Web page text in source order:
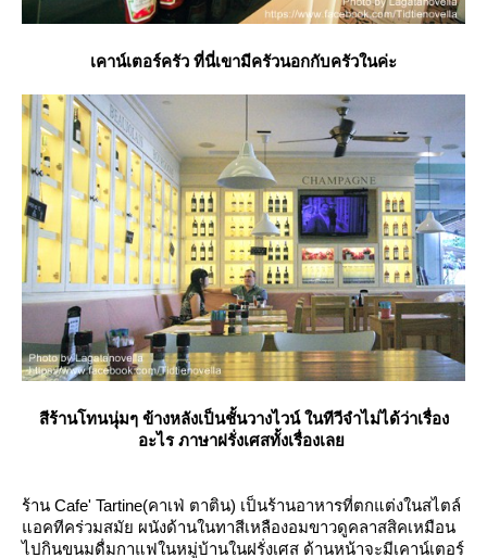
เคาน์เตอร์ครัว ที่นี่เขามีครัวนอกกับครัวในค่ะ
สีร้านโทนนุ่มๆ ข้างหลังเป็นชั้นวางไวน์ ในทีวีจำไม่ได้ว่าเรื่อง
อะไร ภาษาฝรั่งเศสทั้งเรื่องเล
ร้าน Cafe' Tartine(คาเฟ่ ตาติน) เป็นร้านอาหารที่ตกแต่งในสไตล์
อคทีคร่วมสมัย ผนังด้านในทาสีเหลืองอมขาวดูคลาสสิคเหมือน
ไปกินขนมดื่มกาแฟในหมู่บ้านในฝรั่งเศส ด้านหน้าจะมีเคาน์เตอร์